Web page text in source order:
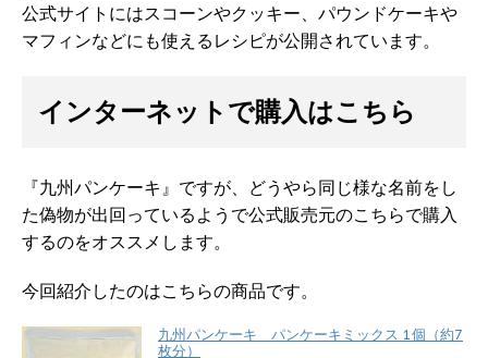
公式サイトにはスコーンやクッキー、パウンドケーキや
マフィンなどにも使えるレシピが公開されています。
インターネットで購入はこちら
『九州パンケーキ』ですが、どうやら同じ様な名前をし
た偽物が出回っているようで公式販売元のこちらで購入
するのをオススメします。
今回紹介したのはこちらの商品です。
九州パンケーキ パンケーキミックス 1個（約7
枚分）